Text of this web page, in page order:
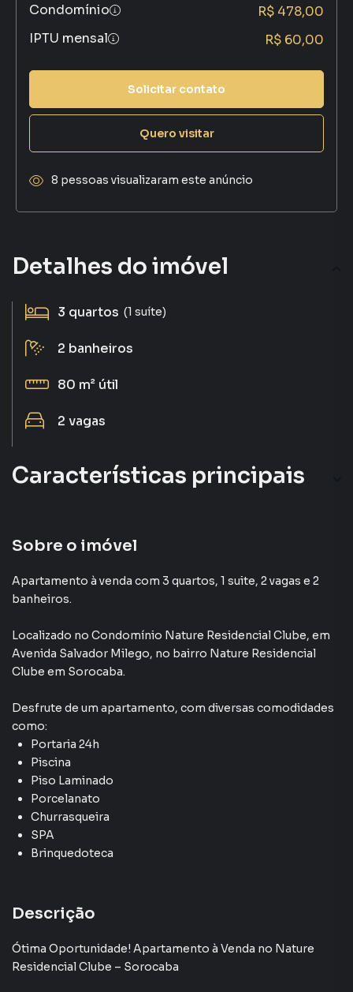
Detalhes do imóvel
3 quartos (1 suíte)
2 banheiros
80 m² útil
2 vagas
Características principais
Churrasqueira
Sala de Academia
Piscina Para Crianças
Sobre o imóvel
Apartamento à venda com 3 quartos, 1 suite, 2 vagas e 2
banheiros.
Localizado no Condomínio Nature Residencial Clube, em
Avenida Salvador Milego, no bairro Nature Residencial
Clube em Sorocaba.
Desfrute de um apartamento, com diversas comodidades
como:
Portaria 24h
Piscina
Piso Laminado
Porcelanato
Churrasqueira
SPA
Brinquedoteca
Descrição
Ótima Oportunidade! Apartamento à Venda no Nature
Residencial Clube – Sorocaba
Condomínio
R$ 478,00
IPTU mensal
R$ 60,00
Solicitar contato
Quero visitar
8 pessoas visualizaram este anúncio